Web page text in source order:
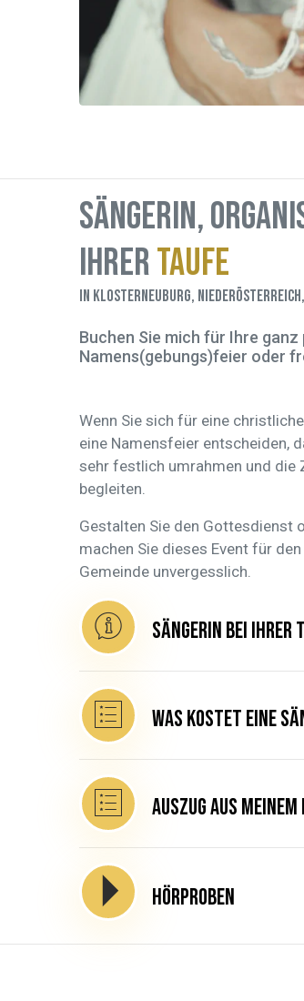
Sängerin,
IhrerTaufe
in Klosterneuburg, Niederösterreich,
Buchen Sie mich für Ihre
Namens(gebungs)feier oder
Wenn Sie sich für eine
eine Namensfeier entscheiden,
sehr festlich umrahmen und die
begleiten.
Gestalten Sie den Gottesdienst
machen Sie dieses Event für
Gemeinde unvergesslich.
Sängerin bei Ihrer
Was kostet eine
Auszug aus
Hörproben